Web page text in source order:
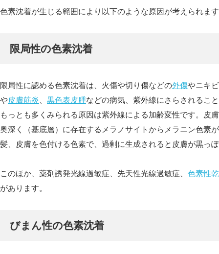
色素沈着が生じる範囲により以下のような原因が考えられま
限局性の色素沈着
限局性に認める色素沈着は、火傷や切り傷などの外傷やニキ
や皮膚筋炎、 黒色表皮腫などの病気、紫外線にさらされるこ
もっとも多くみられる原因は紫外線による加齢変性です。皮
奥深く（基底層）に存在するメラノサイトからメラニン色素
髪、皮膚を色付ける色素で、過剰に生成されると皮膚が黒っ
このほか、薬剤誘発光線過敏症、先天性光線過敏症、 色素性
があります。
びまん性の色素沈着